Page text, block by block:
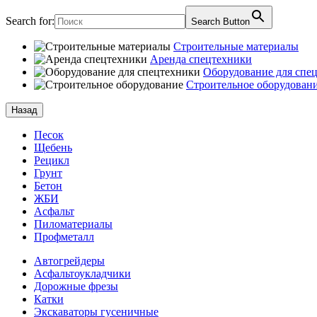
Search for: Search Button
Строительные материалы
Аренда спецтехники
Оборудование для
Строительное
Назад
Песок
Щебень
Рецикл
Грунт
Бетон
ЖБИ
Асфальт
Пиломатериалы
Профметалл
Автогрейдеры
Асфальто­укладчики
Дорожные фрезы
Катки
Экскаваторы гусеничные